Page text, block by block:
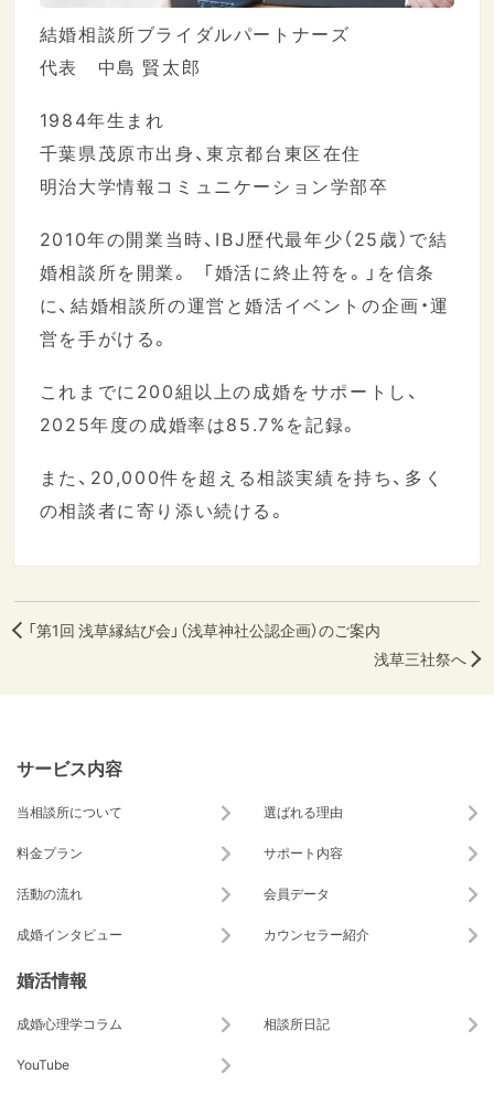
結婚相談所ブライダルパートナーズ
代表 中島 賢太郎
1984年生まれ
千葉県茂原市出身、東京都台東区在住
明治大学情報コミュニケーション学部卒
2010年の開業当時、IBJ歴代最年少（25歳）で結
婚相談所を開業。 「婚活に終止符を。」を信条
に、結婚相談所の運営と婚活イベントの企画・運
営を手がける。
これまでに200組以上の成婚をサポートし、
2025年度の成婚率は85.7%を記録。
また、20,000件を超える相談実績を持ち、多く
の相談者に寄り添い続ける。
「第1回 浅草縁結び会」（浅草神社公認企画）のご案内
浅草三社祭へ
サービス内容
当相談所について 選ばれる理由
料金プラン サポート内容
活動の流れ 会員データ
成婚インタビュー カウンセラー紹介
婚活情報
成婚心理学コラム 相談所日記
YouTube